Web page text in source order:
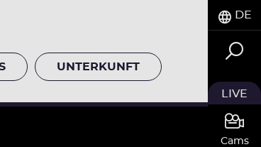
UNTERKUNFT
DE
LIVE
Cams